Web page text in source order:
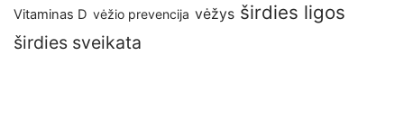
Vitaminas D vėžio prevencija vėžys širdies ligos
širdies sveikata